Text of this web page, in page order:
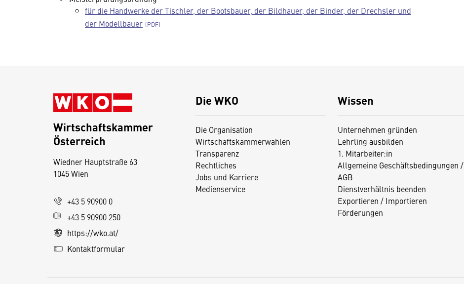
für die Handwerke der Tischler, der Bootsbauer, der Bildhauer, der Binder, der Drechsler und
der Modellbauer
Die WKO
Die Organisation
Wirtschaftskammerwahlen
Transparenz
Rechtliches
Jobs und Karriere
Medienservice
Wissen
Unternehmen gründen
Lehrling ausbilden
1. Mitarbeiter:in
Allgemeine Geschäftsbedingungen /
AGB
Dienstverhältnis beenden
Exportieren / Importieren
Förderungen
Wirtschaftskammer
Österreich
Wiedner Hauptstraße 63
1045 Wien
+43 5 90900 0
+43 5 90900 250
https://wko.at/
Kontaktformular